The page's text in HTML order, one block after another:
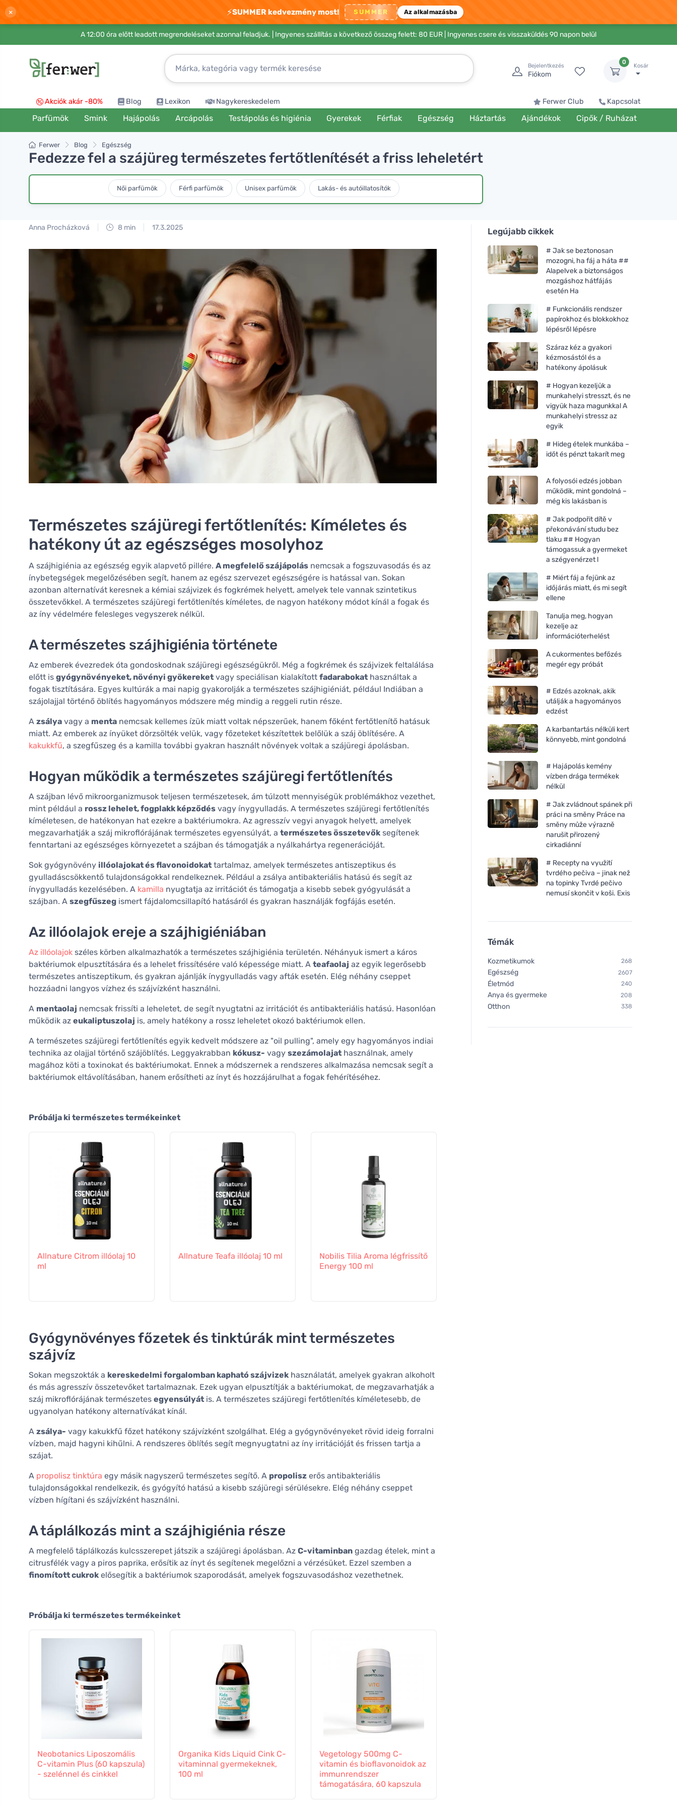
× ⚡SUMMER kedvezmény most! SUMMER Az alkalmazásba
A 12:00 óra előtt leadott megrendeléseket azonnal feladjuk. | Ingyenes szállítás a következő összeg felett: 80 EUR | Ingyenes csere és visszaküldés 90 napon belül
Bejelentkezés
Fiókom
0
Kosár
Akciók akár -80% Blog Lexikon Nagykereskedelem Ferwer Club Kapcsolat
Parfümök Smink Hajápolás Arcápolás Testápolás és higiénia Gyerekek Férfiak Egészség Háztartás Ajándékok Cipők / Ruházat
Ferwer Blog Egészség
Fedezze fel a szájüreg természetes fertőtlenítését a friss leheletért
Női parfümök Férfi parfümök Unisex parfümök Lakás- és autóillatosítók
Anna Procházková 8 min 17.3.2025
Természetes szájüregi fertőtlenítés: Kíméletes és
hatékony út az egészséges mosolyhoz
A szájhigiénia az egészség egyik alapvető pillére. A megfelelő szájápolás nemcsak a fogszuvasodás és az
ínybetegségek megelőzésében segít, hanem az egész szervezet egészségére is hatással van. Sokan
azonban alternatívát keresnek a kémiai szájvizek és fogkrémek helyett, amelyek tele vannak szintetikus
összetevőkkel. A természetes szájüregi fertőtlenítés kíméletes, de nagyon hatékony módot kínál a fogak és
az íny védelmére felesleges vegyszerek nélkül.
A természetes szájhigiénia története
Az emberek évezredek óta gondoskodnak szájüregi egészségükről. Még a fogkrémek és szájvizek feltalálása
előtt is gyógynövényeket, növényi gyökereket vagy speciálisan kialakított fadarabokat használtak a
fogak tisztítására. Egyes kultúrák a mai napig gyakorolják a természetes szájhigiéniát, például Indiában a
szájolajjal történő öblítés hagyományos módszere még mindig a reggeli rutin része.
A zsálya vagy a menta nemcsak kellemes ízük miatt voltak népszerűek, hanem főként fertőtlenítő hatásuk
miatt. Az emberek az ínyüket dörzsölték velük, vagy főzeteket készítettek belőlük a száj öblítésére. A
kakukkfű, a szegfűszeg és a kamilla további gyakran használt növények voltak a szájüregi ápolásban.
Hogyan működik a természetes szájüregi fertőtlenítés
A szájban lévő mikroorganizmusok teljesen természetesek, ám túlzott mennyiségük problémákhoz vezethet,
mint például a rossz lehelet, fogplakk képződés vagy ínygyulladás. A természetes szájüregi fertőtlenítés
kíméletesen, de hatékonyan hat ezekre a baktériumokra. Az agresszív vegyi anyagok helyett, amelyek
megzavarhatják a száj mikroflórájának természetes egyensúlyát, a természetes összetevők segítenek
fenntartani az egészséges környezetet a szájban és támogatják a nyálkahártya regenerációját.
Sok gyógynövény illóolajokat és flavonoidokat tartalmaz, amelyek természetes antiszeptikus és
gyulladáscsökkentő tulajdonságokkal rendelkeznek. Például a zsálya antibakteriális hatású és segít az
ínygyulladás kezelésében. A kamilla nyugtatja az irritációt és támogatja a kisebb sebek gyógyulását a
szájban. A szegfűszeg ismert fájdalomcsillapító hatásáról és gyakran használják fogfájás esetén.
Az illóolajok ereje a szájhigiéniában
Az illóolajok széles körben alkalmazhatók a természetes szájhigiénia területén. Néhányuk ismert a káros
baktériumok elpusztítására és a lehelet frissítésére való képessége miatt. A teafaolaj az egyik legerősebb
természetes antiszeptikum, és gyakran ajánlják ínygyulladás vagy afták esetén. Elég néhány cseppet
hozzáadni langyos vízhez és szájvízként használni.
A mentaolaj nemcsak frissíti a leheletet, de segít nyugtatni az irritációt és antibakteriális hatású. Hasonlóan
működik az eukaliptuszolaj is, amely hatékony a rossz leheletet okozó baktériumok ellen.
A természetes szájüregi fertőtlenítés egyik kedvelt módszere az "oil pulling", amely egy hagyományos indiai
technika az olajjal történő szájöblítés. Leggyakrabban kókusz- vagy szezámolajat használnak, amely
magához köti a toxinokat és baktériumokat. Ennek a módszernek a rendszeres alkalmazása nemcsak segít a
baktériumok eltávolításában, hanem erősítheti az ínyt és hozzájárulhat a fogak fehérítéséhez.
Próbálja ki természetes termékeinket
Allnature Citrom illóolaj 10
ml
Allnature Teafa illóolaj 10 ml
Nobilis Tilia Aroma légfrissítő
Energy 100 ml
Gyógynövényes főzetek és tinktúrák mint természetes
szájvíz
Sokan megszokták a kereskedelmi forgalomban kapható szájvizek használatát, amelyek gyakran alkoholt
és más agresszív összetevőket tartalmaznak. Ezek ugyan elpusztítják a baktériumokat, de megzavarhatják a
száj mikroflórájának természetes egyensúlyát is. A természetes szájüregi fertőtlenítés kíméletesebb, de
ugyanolyan hatékony alternatívákat kínál.
A zsálya- vagy kakukkfű főzet hatékony szájvízként szolgálhat. Elég a gyógynövényeket rövid ideig forralni
vízben, majd hagyni kihűlni. A rendszeres öblítés segít megnyugtatni az íny irritációját és frissen tartja a
szájat.
A propolisz tinktúra egy másik nagyszerű természetes segítő. A propolisz erős antibakteriális
tulajdonságokkal rendelkezik, és gyógyító hatású a kisebb szájüregi sérülésekre. Elég néhány cseppet
vízben hígítani és szájvízként használni.
A táplálkozás mint a szájhigiénia része
A megfelelő táplálkozás kulcsszerepet játszik a szájüregi ápolásban. Az C-vitaminban gazdag ételek, mint a
citrusfélék vagy a piros paprika, erősítik az ínyt és segítenek megelőzni a vérzésüket. Ezzel szemben a
finomított cukrok elősegítik a baktériumok szaporodását, amelyek fogszuvasodáshoz vezethetnek.
Próbálja ki természetes termékeinket
Neobotanics Liposzomális
C-vitamin Plus (60 kapszula)
- szelénnel és cinkkel
Organika Kids Liquid Cink C-
vitaminnal gyermekeknek,
100 ml
Vegetology 500mg C-
vitamin és bioflavonoidok az
immunrendszer
támogatására, 60 kapszula
Legújabb cikkek
# Jak se beztonosan
mozogni, ha fáj a háta ##
Alapelvek a biztonságos
mozgáshoz hátfájás
esetén Ha
# Funkcionális rendszer
papírokhoz és blokkokhoz
lépésről lépésre
Száraz kéz a gyakori
kézmosástól és a
hatékony ápolásuk
# Hogyan kezeljük a
munkahelyi stresszt, és ne
vigyük haza magunkkal A
munkahelyi stressz az
egyik
# Hideg ételek munkába –
időt és pénzt takarít meg
A folyosói edzés jobban
működik, mint gondolná –
még kis lakásban is
# Jak podpořit dítě v
překonávání studu bez
tlaku ## Hogyan
támogassuk a gyermeket
a szégyenérzet l
# Miért fáj a fejünk az
időjárás miatt, és mi segít
ellene
Tanulja meg, hogyan
kezelje az
információterhelést
A cukormentes befőzés
megér egy próbát
# Edzés azoknak, akik
utálják a hagyományos
edzést
A karbantartás nélküli kert
könnyebb, mint gondolná
# Hajápolás kemény
vízben drága termékek
nélkül
# Jak zvládnout spánek při
práci na směny Práce na
směny může výrazně
narušit přirozený
cirkadiánní
# Recepty na využití
tvrdého pečiva – jinak než
na topinky Tvrdé pečivo
nemusí skončit v koši. Exis
Témák
Kozmetikumok 268
Egészség 2607
Életmód 240
Anya és gyermeke 208
Otthon 338